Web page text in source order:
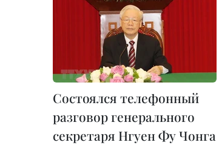
Состоялся телефонный
разговор генерального
секретаря Нгуен Фу Чонга